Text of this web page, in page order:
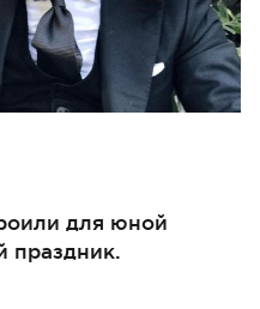
для юной
праздник.